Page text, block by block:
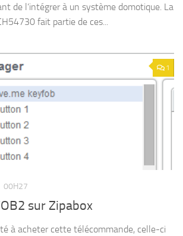
de l’intégrer à un système domotique. La
fait partie de ces...
1
00H27
sur Zipabox
à acheter cette télécommande, celle-ci